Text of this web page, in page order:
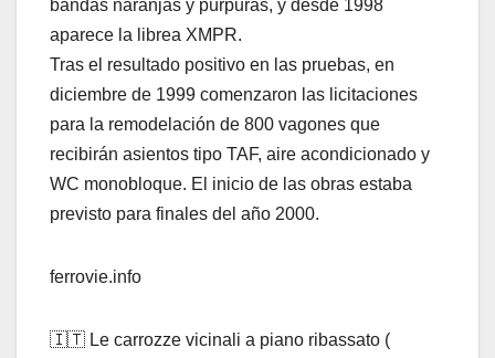
bandas naranjas y púrpuras, y desde 1998
aparece la librea XMPR.
Tras el resultado positivo en las pruebas, en
diciembre de 1999 comenzaron las licitaciones
para la remodelación de 800 vagones que
recibirán asientos tipo TAF, aire acondicionado y
WC monobloque. El inicio de las obras estaba
previsto para finales del año 2000.
ferrovie.info
🇮🇹 Le carrozze vicinali a piano ribassato (